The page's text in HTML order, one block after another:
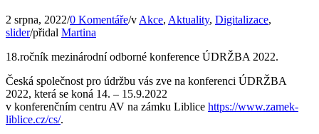
2 srpna, 2022/0 Komentáře/vAkce, Aktuality, Digitalizace,
slider/přidal Martina
18.ročník mezinárodní odborné konference ÚDRŽBA 2022.
Česká společnost pro údržbu vás zve na konferenci ÚDRŽBA
2022, která se koná 14. – 15.9.2022
v konferenčním centru AV na zámku Liblice https://www.zamek-
liblice.cz/cs/.